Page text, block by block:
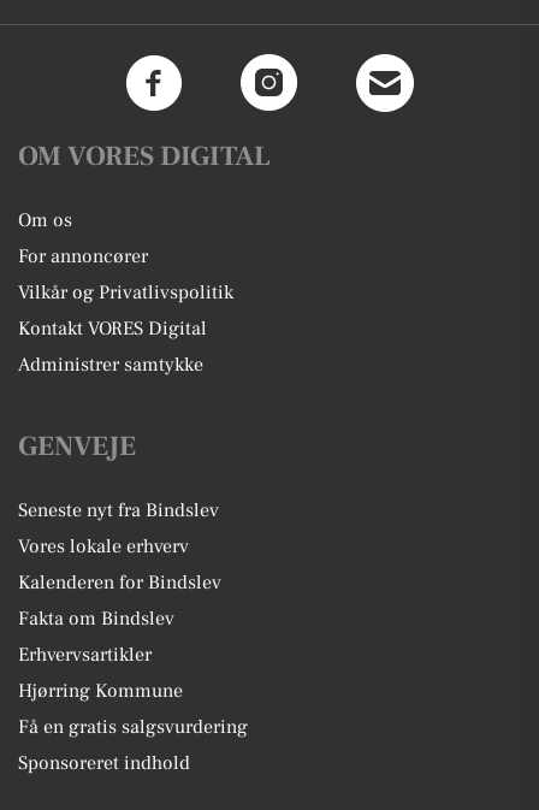
OM VORES DIGITAL
Om os
For annoncører
Vilkår og Privatlivspolitik
Kontakt VORES Digital
Administrer samtykke
GENVEJE
Seneste nyt fra Bindslev
Vores lokale erhverv
Kalenderen for Bindslev
Fakta om Bindslev
Erhvervsartikler
Hjørring Kommune
Få en gratis salgsvurdering
Sponsoreret indhold